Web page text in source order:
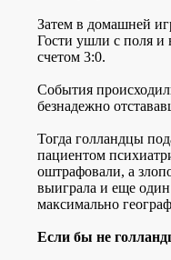
Затем в домашней
Гости ушли с поля и
счетом 3:0.
События
безнадежно
Тогда голландцы
пациентом
оштрафовали, а
выиграла и еще
максимально
Если бы не